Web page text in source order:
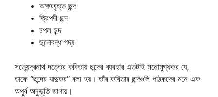
অক্ষরবৃত্ত ছন্দ
ত্রিপদী ছন্দ
চপল ছন্দ
ছন্দোবদ্ধ গদ্য
সত্যেন্দ্রনাথ দত্তের কবিতায় ছন্দের ব্যবহার এতটাই মনোমুগ্ধকর যে,
তাকে “ছন্দের যাদুকর” বলা হয়। তাঁর কবিতার ছন্দগুলি পাঠকদের মনে এক
অপূর্ব অনুভূতি জাগায়।